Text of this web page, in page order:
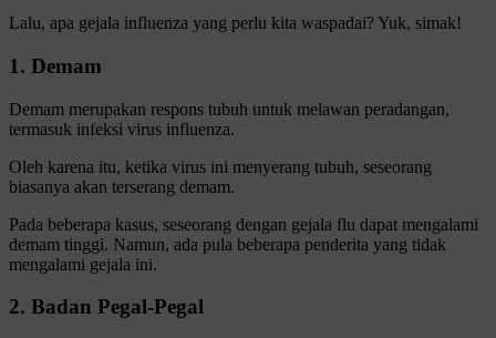
Lalu, apa gejala influenza yang perlu kita waspadai? Yuk, simak!
1. Demam
Demam merupakan respons tubuh untuk melawan peradangan,
termasuk infeksi virus influenza.
Oleh karena itu, ketika virus ini menyerang tubuh, seseorang
biasanya akan terserang demam.
Pada beberapa kasus, seseorang dengan gejala flu dapat mengalami
demam tinggi. Namun, ada pula beberapa penderita yang tidak
mengalami gejala ini.
2. Badan Pegal-Pegal